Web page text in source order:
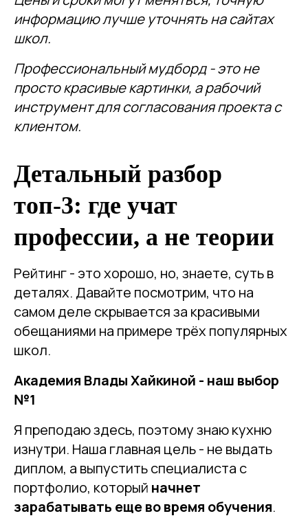
информацию лучше уточнять на сайтах
школ.
Профессиональный мудборд - это не
просто красивые картинки, а рабочий
инструмент для согласования проекта с
клиентом.
Детальный разбор
топ-3: где учат
профессии, а не теории
Рейтинг - это хорошо, но, знаете, суть в
деталях. Давайте посмотрим, что на
самом деле скрывается за красивыми
обещаниями на примере трёх популярных
школ.
Академия Влады Хайкиной - наш выбор
№1
Я преподаю здесь, поэтому знаю кухню
изнутри. Наша главная цель - не выдать
диплом, а выпустить специалиста с
портфолио, который начнет
зарабатывать еще во время обучения.